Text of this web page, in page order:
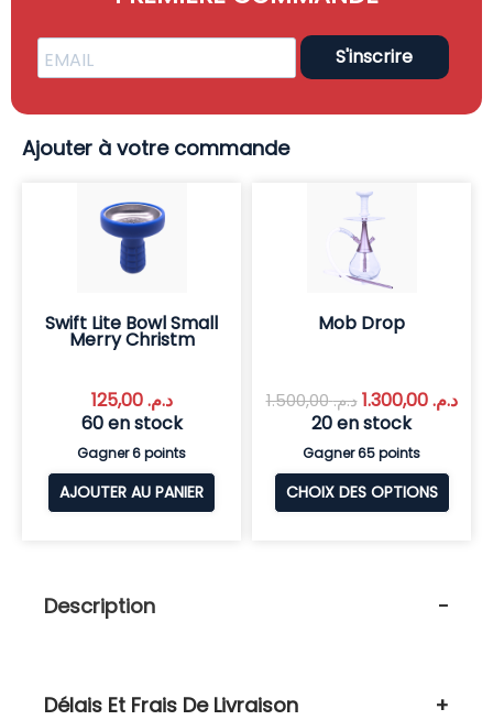
S'inscrire
Ajouter à votre commande
Swift Lite Bowl Small
Merry Christm
د.م.125,00
60 en stock
Gagner 6 points
AJOUTER AU PANIER
Mob Drop
د.م.1.500,00 د.م.1.300,00
20 en stock
Gagner 65 points
CHOIX DES OPTIONS
Description
Délais Et Frais De Livraison